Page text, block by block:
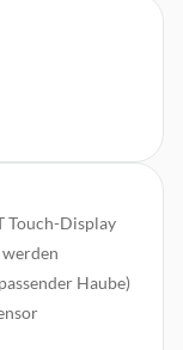
Touch-Display
Haube)